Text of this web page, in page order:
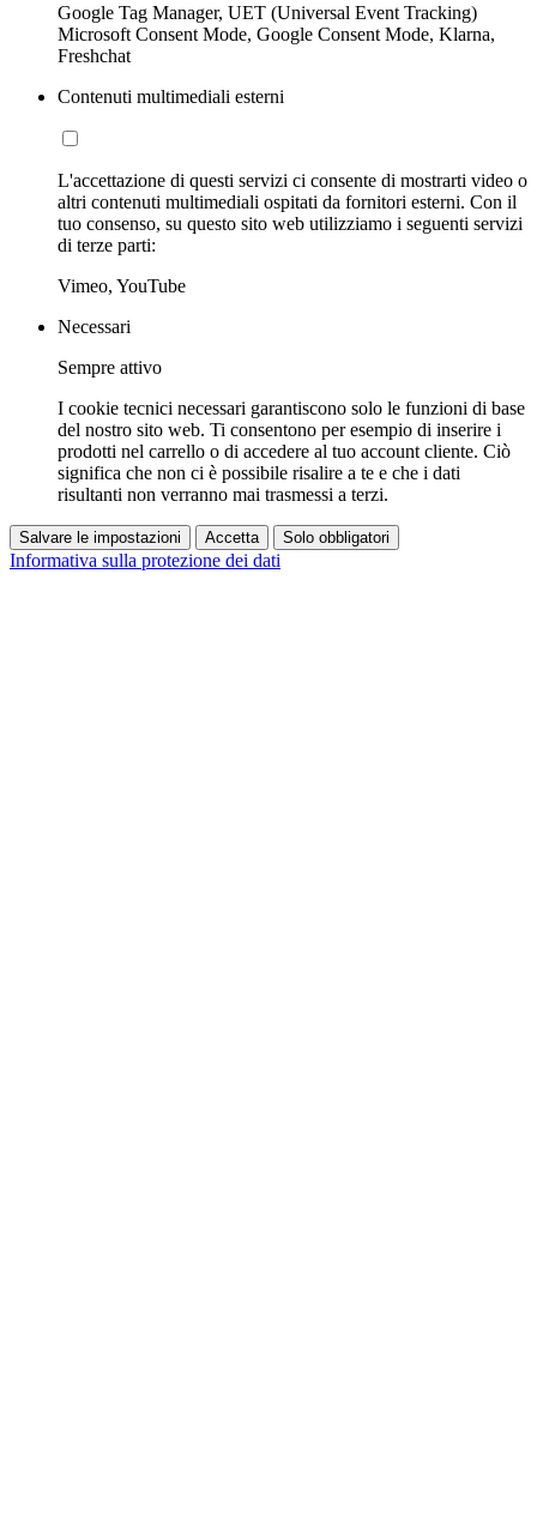
Google Tag Manager, UET (Universal Event Tracking)
Microsoft Consent Mode, Google Consent Mode, Klarna,
Freshchat
Contenuti multimediali esterni
L'accettazione di questi servizi ci consente di mostrarti video o
altri contenuti multimediali ospitati da fornitori esterni. Con il
tuo consenso, su questo sito web utilizziamo i seguenti servizi
di terze parti:
Vimeo, YouTube
Necessari
Sempre attivo
I cookie tecnici necessari garantiscono solo le funzioni di base
del nostro sito web. Ti consentono per esempio di inserire i
prodotti nel carrello o di accedere al tuo account cliente. Ciò
significa che non ci è possibile risalire a te e che i dati
risultanti non verranno mai trasmessi a terzi.
Salvare le impostazioni Accetta Solo obbligatori
Informativa sulla protezione dei dati